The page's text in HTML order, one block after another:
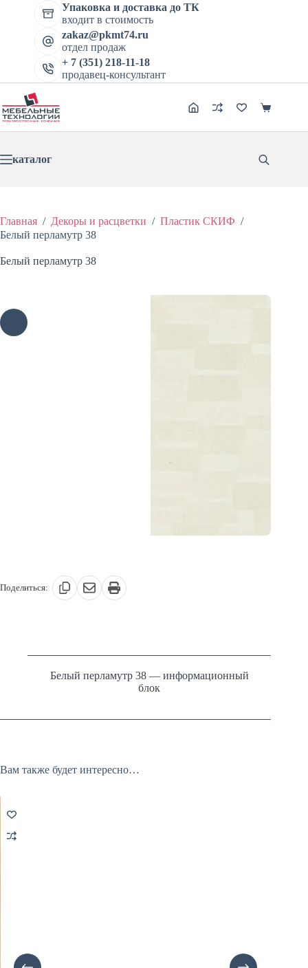
Упаковка и доставка до ТК
входит в стоимость
zakaz@pkmt74.ru
отдел продаж
+ 7 (351) 218-11-18
продавец-консультант
Корзина
каталог
Главная / Декоры и расцветки / Пластик СКИФ /
Белый перламутр 38
Белый перламутр 38
Поделиться:
Белый перламутр 38 — информационный
блок
Вам также будет интересно…